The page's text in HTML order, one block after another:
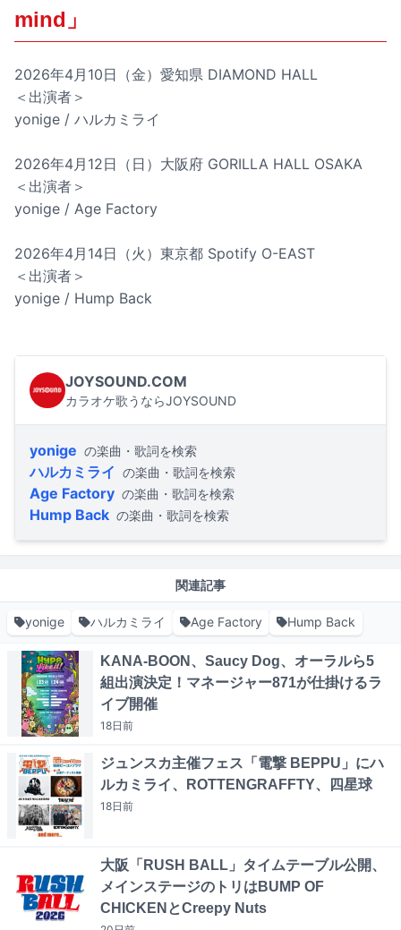
mind」
2026年4月10日（金）愛知県 DIAMOND HALL
＜出演者＞
yonige / ハルカミライ
2026年4月12日（日）大阪府 GORILLA HALL OSAKA
＜出演者＞
yonige / Age Factory
2026年4月14日（火）東京都 Spotify O-EAST
＜出演者＞
yonige / Hump Back
JOYSOUND.COM
カラオケ歌うならJOYSOUND
yonige の楽曲・歌詞を検索
ハルカミライ の楽曲・歌詞を検索
Age Factory の楽曲・歌詞を検索
Hump Back の楽曲・歌詞を検索
関連記事
yonige ハルカミライ Age Factory Hump Back
KANA-BOON、Saucy Dog、オーラルら5
組出演決定！マネージャー871が仕掛けるラ
イブ開催
18日前
ジュンスカ主催フェス「電撃 BEPPU」にハ
ルカミライ、ROTTENGRAFFTY、四星球
18日前
大阪「RUSH BALL」タイムテーブル公開、
メインステージのトリはBUMP OF
CHICKENとCreepy Nuts